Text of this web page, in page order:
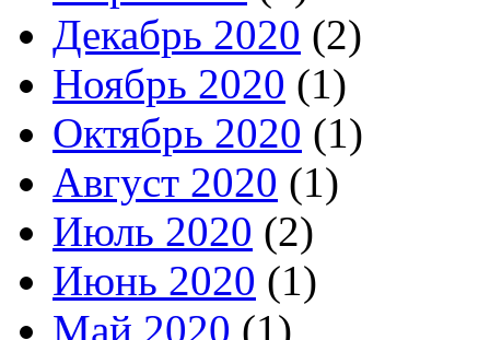
Декабрь 2020 (2)
Ноябрь 2020 (1)
Октябрь 2020 (1)
Август 2020 (1)
Июль 2020 (2)
Июнь 2020 (1)
Май 2020 (1)